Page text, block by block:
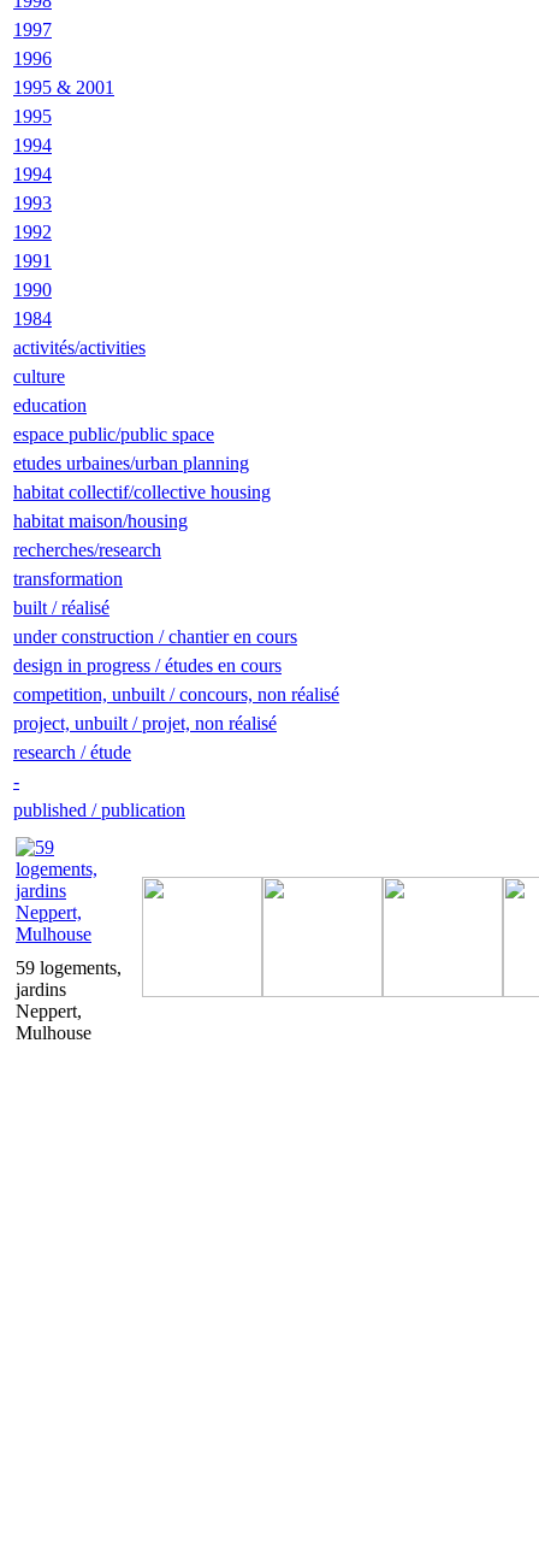
1997
1996
1995 & 2001
1995
1994
1994
1993
1992
1991
1990
1984
activités/activities
culture
education
espace public/public space
etudes urbaines/urban planning
habitat collectif/collective housing
habitat maison/housing
recherches/research
transformation
built / réalisé
under construction / chantier en cours
design in progress / études en cours
competition, unbuilt / concours, non réalisé
project, unbuilt / projet, non réalisé
research / étude
-
published / publication
59 logements,
jardins
Neppert,
Mulhouse